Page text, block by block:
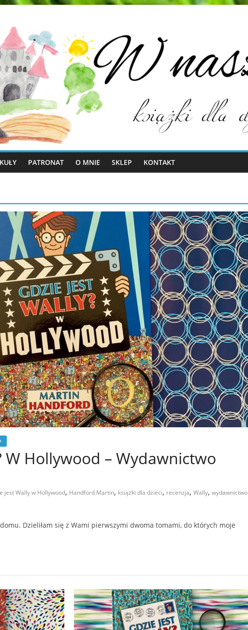
PATRONAT O MNIE SKLEP KONTAKT
W Hollywood – Wydawnictwo
jest Wally w Hollywood, Handford Martin, książki dla dzieci, recenzja, Wally, wydawnictwo
Dzieliłam się z Wami pierwszymi dwoma tomami, do których moje